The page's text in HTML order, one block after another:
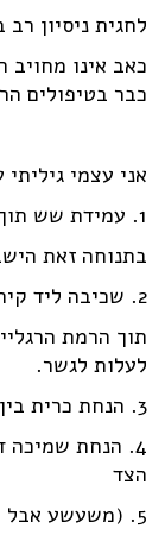
לחגית ניסיון
כאב אינו
כבר בטיפולים
אני עצמי
1. עמידת שש תוך השענות על האמות
בתנוחה זאת
2. שכיבה ליד קיר
תוך הרמת
לעלות לגשר.
3. הנחת כרית בין הירכיים בשכיבה.
4. הנחת שמיכה
הצד
5. (משעשע אבל עובד פלאים) שינה על מצעי סטן